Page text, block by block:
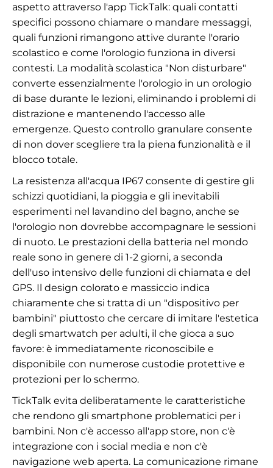
aspetto attraverso l'app TickTalk: quali contatti
specifici possono chiamare o mandare messaggi,
quali funzioni rimangono attive durante l'orario
scolastico e come l'orologio funziona in diversi
contesti. La modalità scolastica "Non disturbare"
converte essenzialmente l'orologio in un orologio
di base durante le lezioni, eliminando i problemi di
distrazione e mantenendo l'accesso alle
emergenze. Questo controllo granulare consente
di non dover scegliere tra la piena funzionalità e il
blocco totale.
La resistenza all'acqua IP67 consente di gestire gli
schizzi quotidiani, la pioggia e gli inevitabili
esperimenti nel lavandino del bagno, anche se
l'orologio non dovrebbe accompagnare le sessioni
di nuoto. Le prestazioni della batteria nel mondo
reale sono in genere di 1-2 giorni, a seconda
dell'uso intensivo delle funzioni di chiamata e del
GPS. Il design colorato e massiccio indica
chiaramente che si tratta di un "dispositivo per
bambini" piuttosto che cercare di imitare l'estetica
degli smartwatch per adulti, il che gioca a suo
favore: è immediatamente riconoscibile e
disponibile con numerose custodie protettive e
protezioni per lo schermo.
TickTalk evita deliberatamente le caratteristiche
che rendono gli smartphone problematici per i
bambini. Non c'è accesso all'app store, non c'è
integrazione con i social media e non c'è
navigazione web aperta. La comunicazione rimane